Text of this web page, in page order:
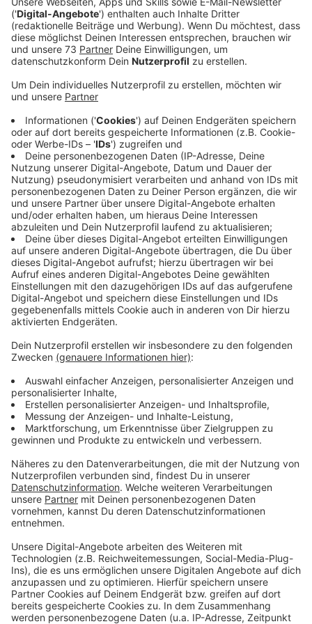
Lana Brinkgerd aus Legden hatte Lust, Lösungen zu
finden und im Team zu arbeiten. Deshalb entschied sie
sich für eine Ausbildung zur Mediengestalterin bei
Schnell Media in Vreden. Sie ist nach ihrem Abschluss
im Unternehmen geblieben.
Anzeige
©Betz/IHK
Britta Lauts ist für ein duales Studium vom Friesland
nach Bocholt gekommen.
Anzeige
Auf der Suche nach einem Dualen Studium ist Britta
Lauts aus Wangerland in Niedersachsen im Kreis
Borken gelandet. Bei Autoneum Germany in Bocholt
werden Akustik- und Wärmekomponenten für
Fahrzeuge produziert. Ihre Ausbildung hat Lauts mit
einer glatten "Eins" abgeschlossen. Das Duale Studium
dauert für die Friesin noch zwei Jahre. Beide junge
Frauen werden zusammen mit anderen 209 Topp-
Azubis am kommenden in Berlin durch die Deutsche
Industrie- und Handelskammer geehrt.Die
Veranstaltung wird live gestreamt.
Anzeige